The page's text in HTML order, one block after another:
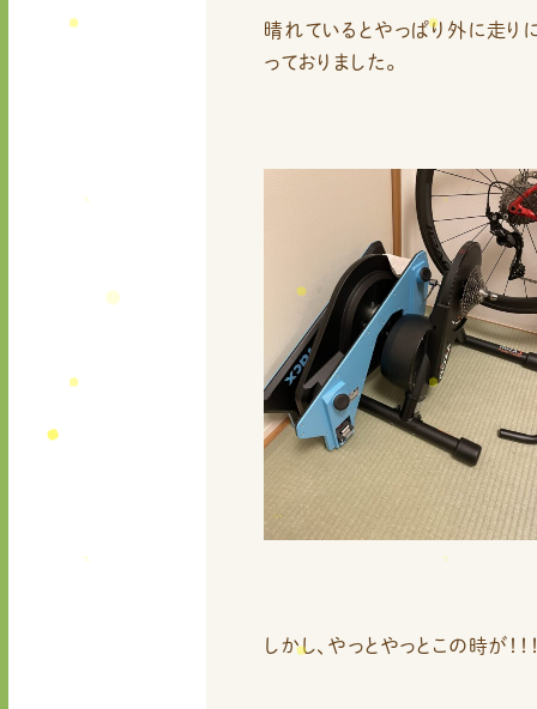
晴れているとやっぱり外に走り
っておりました。
しかし、やっとやっとこの時が！！